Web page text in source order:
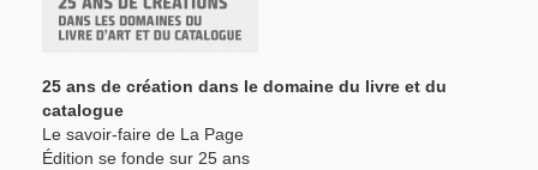
25 ans de création dans le domaine du livre et du
catalogue
Le savoir-faire de La Page
Édition se fonde sur 25 ans